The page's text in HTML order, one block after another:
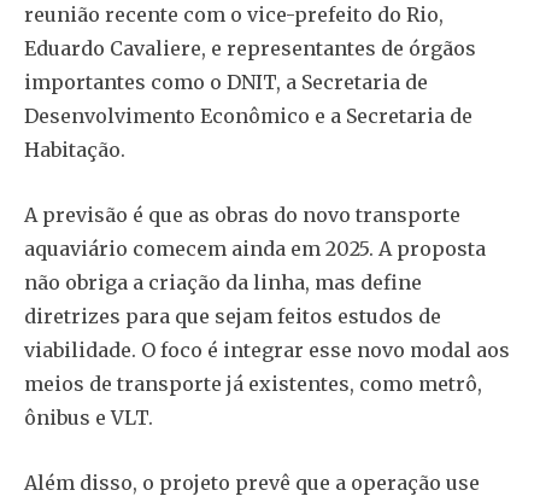
reunião recente com o vice-prefeito do Rio,
Eduardo Cavaliere, e representantes de órgãos
importantes como o DNIT, a Secretaria de
Desenvolvimento Econômico e a Secretaria de
Habitação.
A previsão é que as obras do novo transporte
aquaviário comecem ainda em 2025. A proposta
não obriga a criação da linha, mas define
diretrizes para que sejam feitos estudos de
viabilidade. O foco é integrar esse novo modal aos
meios de transporte já existentes, como metrô,
ônibus e VLT.
Além disso, o projeto prevê que a operação use